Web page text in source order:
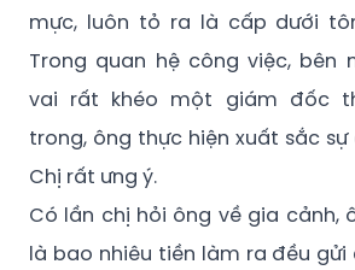
mực, luôn tỏ ra là cấp dưới
Trong quan hệ công việc, bên
vai rất khéo một giám đốc
trong, ông thực hiện xuất sắc
Chị rất ưng ý.
Có lần chị hỏi ông về gia cảnh,
là bao nhiêu tiền làm ra đều gửi